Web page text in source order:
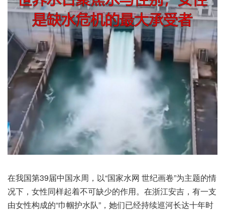
在我国第39届中国水周，以“国家水网 世纪画卷”为主题的情
况下，女性同样起着不可缺少的作用。在浙江安吉，有一支
由女性构成的“巾帼护水队”，她们已经持续巡河长达十年时